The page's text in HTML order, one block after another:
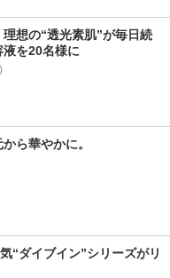
理想の“透光素肌”が毎日続
液を20名様に
ら華やかに。
“ダイブイン”シリーズがリ